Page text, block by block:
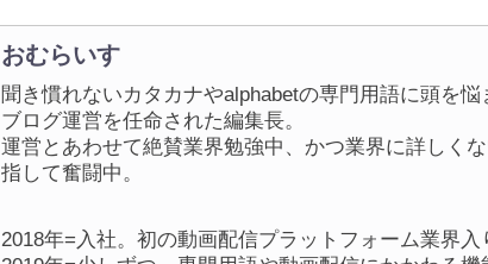
おむらいす
聞き慣れないカタカナやalphabetの専門用語に頭を悩
ブログ運営を任命された編集長。
運営とあわせて絶賛業界勉強中、かつ業界に詳しく
指して奮闘中。
2018年=入社。初の動画配信プラットフォーム業界入